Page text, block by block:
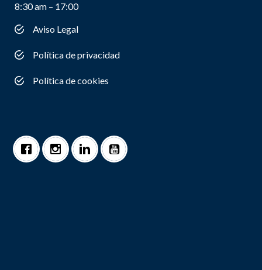
8:30 am – 17:00
Aviso Legal
Política de privacidad
Política de cookies